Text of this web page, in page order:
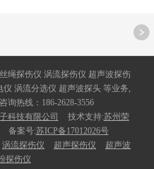
绳探伤仪 涡流探伤仪 超声波探伤
涡流分选仪 超声波探头 等业务,
询热线：186-2628-3556
科技有限公司 技术支持:苏州荣
备案号:苏ICP备17012026号
涡流探伤仪 超声探伤仪
超声波
探伤仪